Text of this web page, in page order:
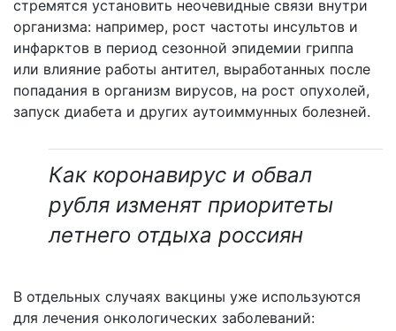
стремятся установить неочевидные связи внутри
организма: например, рост частоты инсультов и
инфарктов в период сезонной эпидемии гриппа
или влияние работы антител, выработанных после
попадания в организм вирусов, на рост опухолей,
запуск диабета и других аутоиммунных болезней.
Как коронавирус и обвал
рубля изменят приоритеты
летнего отдыха россиян
В отдельных случаях вакцины уже используются
для лечения онкологических заболеваний: